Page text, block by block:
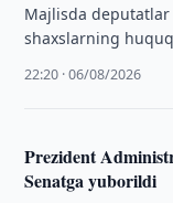
Majlisda
shaxslarning
loyihasi ikkinchi
22:20 · 06/08/2026
Prezident
Senatga yuborildi